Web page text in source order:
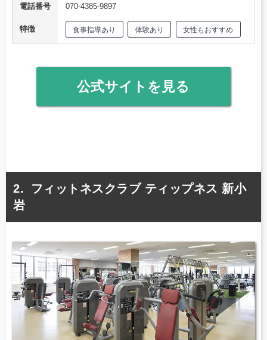
電話番号
070-4385-9897
特徴 食事指導あり 体験あり 女性もおすすめ
公式サイトを見る
フィットネスクラブ ティップネス 新小
岩